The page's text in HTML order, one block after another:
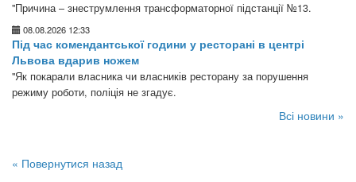
"Причина – знеструмлення трансформаторної підстанції №13.
08.08.2026 12:33
Під час комендантської години у ресторані в центрі
Львова вдарив ножем
"Як покарали власника чи власників ресторану за порушення
режиму роботи, поліція не згадує.
Всі новини »
« Повернутися назад